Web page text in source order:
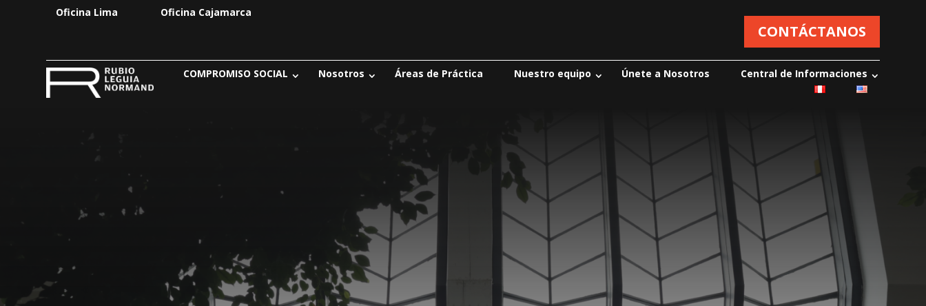
Oficina Lima Oficina Cajamarca
CONTÁCTANOS
COMPROMISO SOCIAL Nosotros Áreas de Práctica Nuestro equipo Únete a Nosotros Central de Informaciones